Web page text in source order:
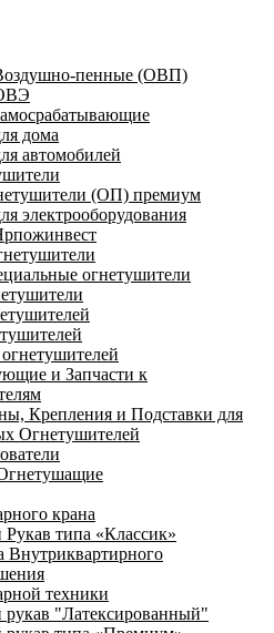
пенные (ОВП)
дома
автомобилей
(ОП) премиум
электрооборудования
огнетушители
и Запчасти к
Крепления и Подставки для
Огнетушителей
крана
типа «Классик»
Внутриквартирного
техники
"Латексированный"